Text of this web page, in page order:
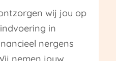
wij jou op
in
nergens